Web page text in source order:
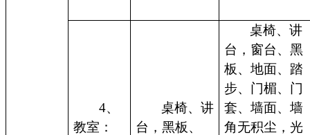
4、
教室：
桌椅、讲
台，黑板、
桌椅、讲
台，窗台、黑
板、地面、踏
步、门楣、门
套、墙面、墙
角无积尘，光